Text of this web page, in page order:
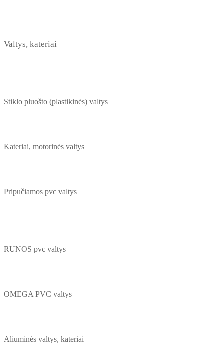
Valtys, kateriai
Stiklo pluošto (plastikinės) valtys
Kateriai, motorinės valtys
Pripučiamos pvc valtys
RUNOS pvc valtys
OMEGA PVC valtys
Aliuminės valtys, kateriai